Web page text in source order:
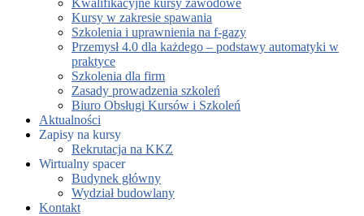
Kwalifikacyjne kursy zawodowe
Kursy w zakresie spawania
Szkolenia i uprawnienia na f-gazy
Przemysł 4.0 dla każdego – podstawy automatyki w
praktyce
Szkolenia dla firm
Zasady prowadzenia szkoleń
Biuro Obsługi Kursów i Szkoleń
Aktualności
Zapisy na kursy
Rekrutacja na KKZ
Wirtualny spacer
Budynek główny
Wydział budowlany
Kontakt